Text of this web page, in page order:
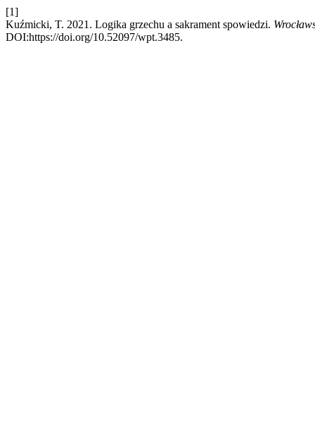
[1]
Kuźmicki, T. 2021. Logika grzechu a sakrament spowiedzi.
DOI:https://doi.org/10.52097/wpt.3485.